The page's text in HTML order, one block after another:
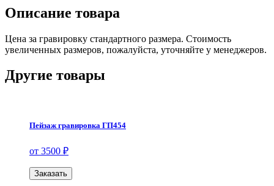
Описание товара
Цена за гравировку стандартного размера. Стоимость
увеличенных размеров, пожалуйста, уточняйте у менеджеров.
Другие товары
Пейзаж гравировка ГП454
от 3500 ₽
Заказать